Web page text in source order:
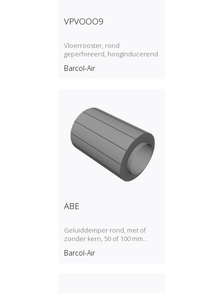
VPVOOO9
Vloerrooster, rond
geperforeerd, hooginducerend
Barcol-Air
ABE
Geluiddemper rond, met of
zonder kern, 50 of 100 mm
Barcol-Air